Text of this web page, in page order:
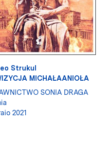
Strukul
MICHAŁAANIOŁA
SONIA DRAGA
2021